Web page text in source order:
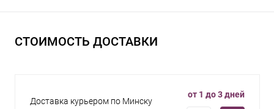
СТОИМОСТЬ ДОСТАВКИ
Доставка курьером по Минску
от 1 до 3 дней